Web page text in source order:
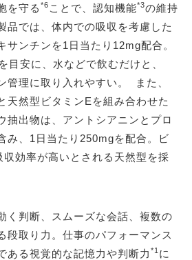
を守る *6 ことで、認知機能*3の維持
品では、体内での吸収を考慮した
サンチンを1日当たり12mg配合。
目安に、水などで飲むだけと、
管理に取り入れやすい。 また、
天然型ビタミンEを組み合わせた
抽出物は、アントシアニンとプロ
み、1日当たり250mgを配合。ビ
収効率が高いとされる天然型を採
く判断、スムーズな会話、複数の
段取り力。仕事のパフォーマンス
ある視覚的な記憶力や判断力 *1 に